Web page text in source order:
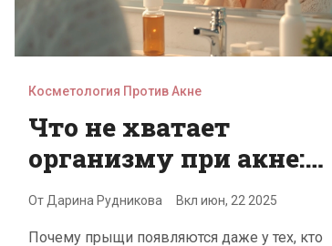
Косметология Против Акне
Что не хватает
организму при акне:
ключевые дефициты
От Дарина Рудникова Вклиюн, 22 2025
Почему прыщи появляются даже у тех, кто